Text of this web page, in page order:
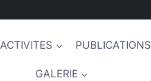
ACTIVITES PUBLICATIONS
GALERIE